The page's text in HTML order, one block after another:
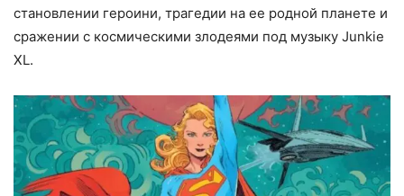
становлении героини, трагедии на ее родной планете и
сражении с космическими злодеями под музыку Junkie
XL.